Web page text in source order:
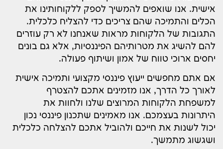
אישית. אנו שואפים להמשיך לספק ללקוחותינו את
הכלים והתמיכה שהם צריכים כדי להצליח כלכלית.
התגובות של הלקוחות מראות שאנחנו לא רק עוזרים
להם להשיג את מטרותיהם הפיננסיות, אלא גם בונים
יחסים ארוכי טווח של אמון ושיתוף פעולה.
אם אתם מחפשים ייעוץ פיננסי מקצועי ותמיכה אישית
לאורך כל הדרך, אנו מזמינים אתכם להצטרף
למשפחת הלקוחות המרוצים שלנו ולחוות את
היתרונות בעצמכם. אנו מאמינים שתכנון פיננסי נכון
יכול לשנות את חייכם ולהוביל אתכם להצלחה כלכלית
ושגשוג מתמשך.